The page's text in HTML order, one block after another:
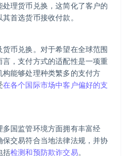
理货币兑换，这简化了客户的
首选货币接收付款。
币兑换。对于希望在全球范围
，支付方式的适配性是一项重
能够处理种类繁多的支付方
在各个国际市场中客户偏好的支
国监管环境方面拥有丰富经
交易符合当地法律法规，并协
括检测和预防欺诈交易。